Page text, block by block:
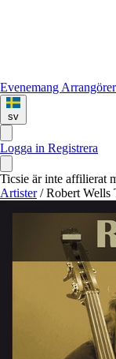
Evenemang Arrangörer
sv
Logga in Registrera
Ticsie är inte affilierat
Artister / Robert Wells